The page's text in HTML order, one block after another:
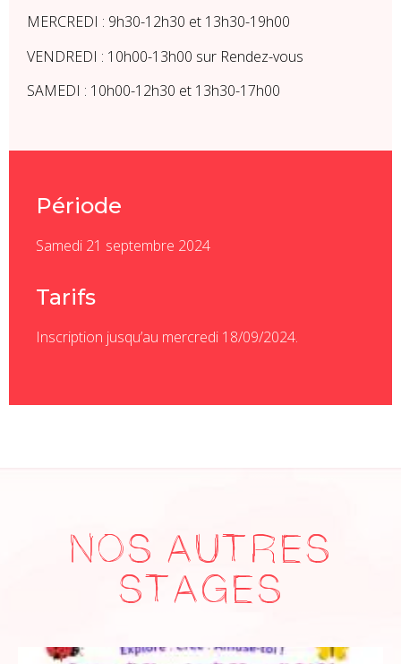
MERCREDI : 9h30-12h30 et 13h30-19h00
VENDREDI : 10h00-13h00 sur Rendez-vous
SAMEDI : 10h00-12h30 et 13h30-17h00
Période
Samedi 21 septembre 2024
Tarifs
Inscription jusqu’au mercredi 18/09/2024.
NOS AUTRES
STAGES